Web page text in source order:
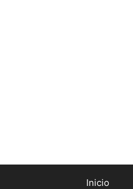
Inicio